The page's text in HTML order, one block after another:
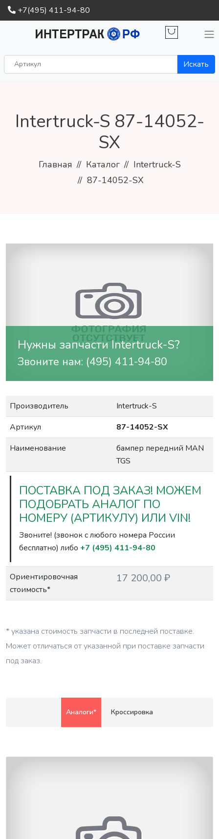
+7(495) 411-94-80
Искать
Intertruck-S 87-14052-
SX
Главная Каталог
Intertruck-S
87-14052-SX
Нужны запчасти Intertruck-S?
Звоните нам: (495) 411-94-80
Производитель
Intertruck-S
Артикул
87-14052-SX
Наименование
бампер передний MAN
TGS
ПОСТАВКА ПОД ЗАКАЗ! МОЖЕМ
ПОДОБРАТЬ АНАЛОГ ПО
НОМЕРУ (АРТИКУЛУ) ИЛИ VIN!
Звоните! (звонок с любого номера России
бесплатно) либо +7 (495) 411-94-80
Ориентировочная
стоимость*
17 200,00 ₽
* указана стоимость запчасти в последней поставке.
Может отличаться от указанной при поставке запчасти
под заказ.
Аналоги* Кроссировка